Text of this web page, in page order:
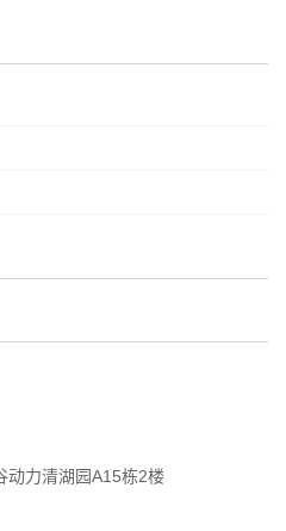
动力清湖园A15栋2楼